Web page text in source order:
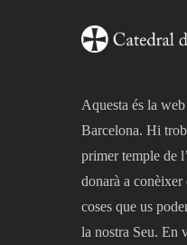
Aquesta és la
Barcelona. Hi
primer temple de
donarà a conèixer
coses que us
la nostra Seu. En